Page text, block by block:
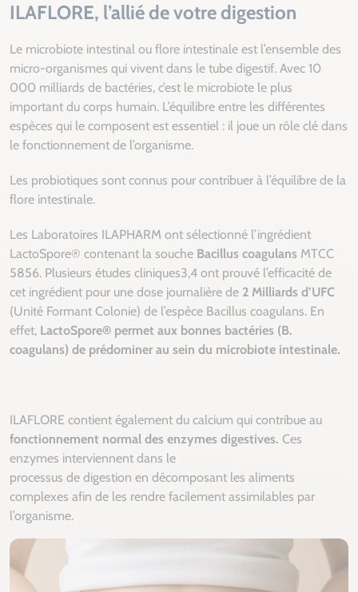
ILAFLORE, l’allié de votre digestion
Le microbiote intestinal ou flore intestinale est l’ensemble des
micro-organismes qui vivent dans le tube digestif. Avec 10
000 milliards de bactéries, c’est le microbiote le plus
important du corps humain. L’équilibre entre les différentes
espèces qui le composent est essentiel : il joue un rôle clé dans
le fonctionnement de l’organisme.
Les probiotiques sont connus pour contribuer à l’équilibre de la
flore intestinale.
Les Laboratoires ILAPHARM ont sélectionné l’ingrédient
LactoSpore® contenant la souche Bacillus coagulans MTCC
5856. Plusieurs études cliniques3,4 ont prouvé l’efficacité de
cet ingrédient pour une dose journalière de 2 Milliards d’UFC
(Unité Formant Colonie) de l’espèce Bacillus coagulans. En
effet, LactoSpore® permet aux bonnes bactéries (B.
coagulans) de prédominer au sein du microbiote intestinale.
ILAFLORE contient également du calcium qui contribue au
fonctionnement normal des enzymes digestives. Ces
enzymes interviennent dans le
processus de digestion en décomposant les aliments
complexes afin de les rendre facilement assimilables par
l’organisme.